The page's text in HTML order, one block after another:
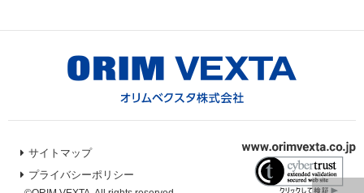
サイトマップ
プライバシーポリシー